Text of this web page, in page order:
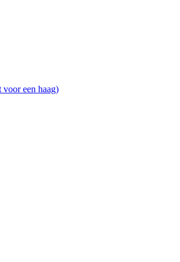
een haag)